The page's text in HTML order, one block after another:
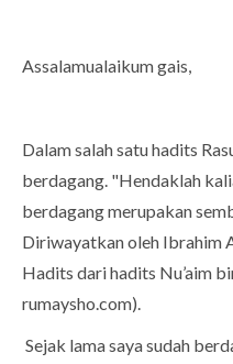
Assalamualaikum gais,
Dalam salah satu hadits
berdagang. "Hendaklah
berdagang merupakan
Diriwayatkan oleh Ibrahim
Hadits dari hadits Nu’aim
rumaysho.com).
Sejak lama saya sudah